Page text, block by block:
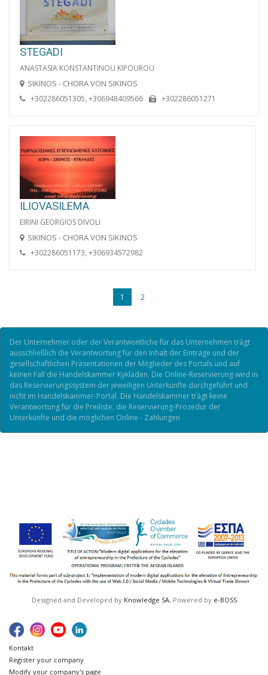
STEGADI
ANASTASIA KONSTANTINOU KIPOUROU
SIKINOS - CHORA VON SIKINOS
+302286051305, +306948409566 +302286051271
ILIOVASILEMA
EIRINI GEORGIOS DIVOLI
SIKINOS - CHORA VON SIKINOS
+302286051173, +306934572982
1 2
Der Unternehmer oder der Verantwontliche für das Unternehmen trägt
ausschließlich die Verantwortung für den Inhalt der Einträge und der
gesellschaftlichen Präsentationen der Mitglieder des Portals und auf
keinen Fall die Handelskammer Kykladen. Die Online-Reservierung wird in
das Reservierungssystem der jeweiligen Unterkünfte durchgeführt und
nicht im Handelskammer-Portal. Die Handelskammer trägt keine
Verantwortung für die Preiliste, die Reservierung-Prozedur der
Unterkünfte und die möglichen Online - Zahlungen
Designed and Developed by Knowledge SA, Powered by e-BOSS
Kontakt
Register your company
Modify your company's page